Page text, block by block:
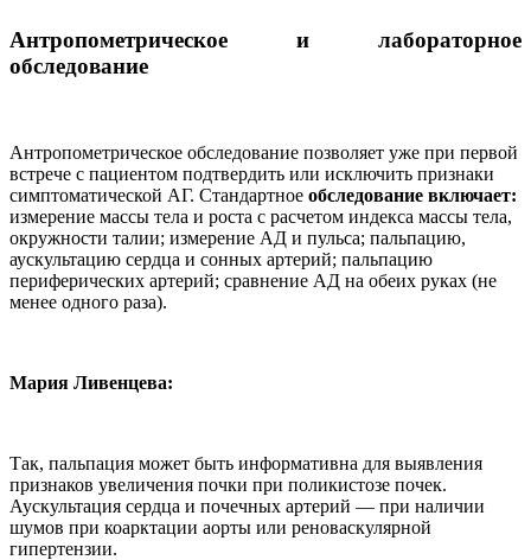
Антропометрическое и лабораторное
обследование
Антропометрическое обследование позволяет уже при первой
встрече с пациентом подтвердить или исключить признаки
симптоматической АГ. Стандартное обследование включает:
измерение массы тела и роста с расчетом индекса массы тела,
окружности талии; измерение АД и пульса; пальпацию,
аускультацию сердца и сонных артерий; пальпацию
периферических артерий; сравнение АД на обеих руках (не
менее одного раза).
Мария Ливенцева:
Так, пальпация может быть информативна для выявления
признаков увеличения почки при поликистозе почек.
Аускультация сердца и почечных артерий — при наличии
шумов при коарктации аорты или реноваскулярной
гипертензии.